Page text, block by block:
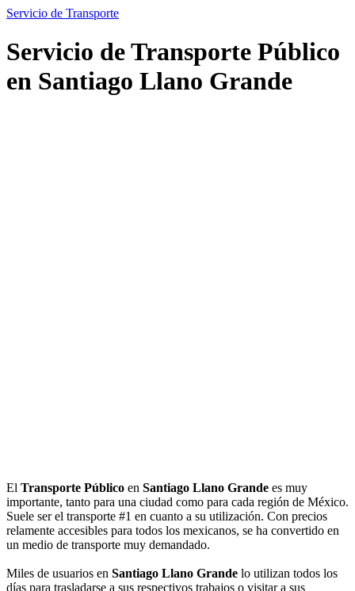
Servicio de Transporte
Servicio de Transporte Público
en Santiago Llano Grande
El Transporte Público en Santiago Llano Grande es muy
importante, tanto para una ciudad como para cada región de México.
Suele ser el transporte #1 en cuanto a su utilización. Con precios
relamente accesibles para todos los mexicanos, se ha convertido en
un medio de transporte muy demandado.
Miles de usuarios en Santiago Llano Grande lo utilizan todos los
días para trasladarse a sus respectivos trabajos o visitar a sus